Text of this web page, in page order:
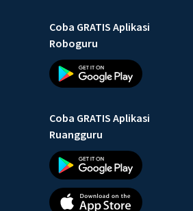
Coba GRATIS Aplikasi
Roboguru
Coba GRATIS Aplikasi
Ruangguru